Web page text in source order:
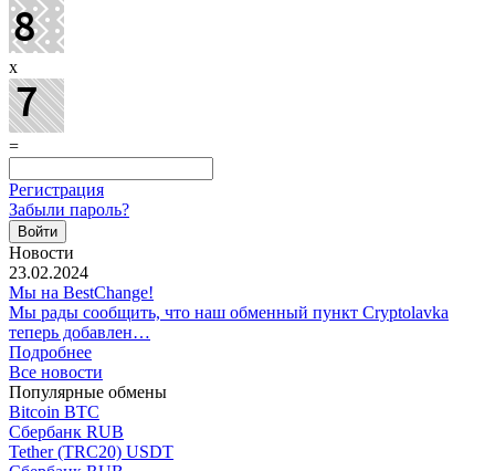
x
=
Регистрация
Забыли пароль?
Новости
23.02.2024
Мы на BestChange!
Мы рады сообщить, что наш обменный пункт Cryptolavka
теперь добавлен…
Подробнее
Все новости
Популярные обмены
Bitcoin BTC
Сбербанк RUB
Tether (TRC20) USDT